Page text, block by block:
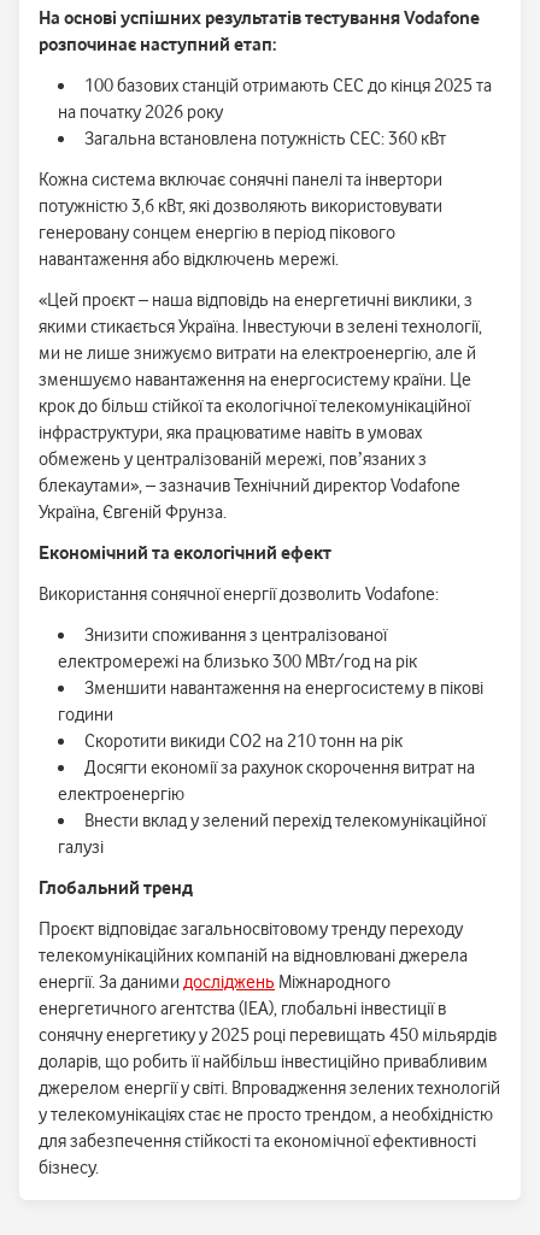
На основі успішних результатів тестування Vodafone
розпочинає наступний етап:
100 базових станцій отримають СЕС до кінця 2025 та
на початку 2026 року
Загальна встановлена потужність СЕС: 360 кВт
Кожна система включає сонячні панелі та інвертори
потужністю 3,6 кВт, які дозволяють використовувати
генеровану сонцем енергію в період пікового
навантаження або відключень мережі.
«Цей проєкт – наша відповідь на енергетичні виклики, з
якими стикається Україна. Інвестуючи в зелені технології,
ми не лише знижуємо витрати на електроенергію, але й
зменшуємо навантаження на енергосистему країни. Це
крок до більш стійкої та екологічної телекомунікаційної
інфраструктури, яка працюватиме навіть в умовах
обмежень у централізованій мережі, повʼязаних з
блекаутами», – зазначив Технічний директор Vodafone
Україна, Євгеній Фрунза.
Економічний та екологічний ефект
Використання сонячної енергії дозволить Vodafone:
Знизити споживання з централізованої
електромережі на близько 300 МВт/год на рік
Зменшити навантаження на енергосистему в пікові
години
Скоротити викиди СО2 на 210 тонн на рік
Досягти економії за рахунок скорочення витрат на
електроенергію
Внести вклад у зелений перехід телекомунікаційної
галузі
Глобальний тренд
Проєкт відповідає загальносвітовому тренду переходу
телекомунікаційних компаній на відновлювані джерела
енергії. За даними досліджень Міжнародного
енергетичного агентства (IEA), глобальні інвестиції в
сонячну енергетику у 2025 році перевищать 450 мільярдів
доларів, що робить її найбільш інвестиційно привабливим
джерелом енергії у світі. Впровадження зелених технологій
у телекомунікаціях стає не просто трендом, а необхідністю
для забезпечення стійкості та економічної ефективності
бізнесу.